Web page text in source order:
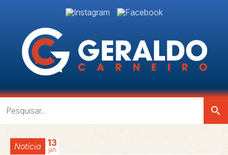
search
Notícia 13
jan